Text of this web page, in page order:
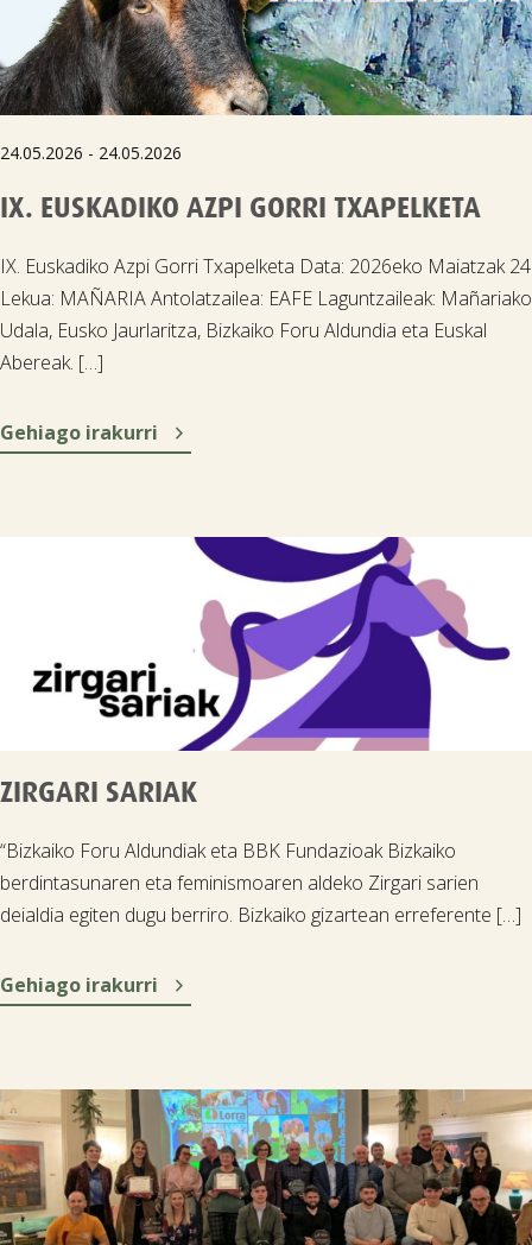
24.05.2026 - 24.05.2026
IX. EUSKADIKO AZPI GORRI TXAPELKETA
IX. Euskadiko Azpi Gorri Txapelketa Data: 2026eko Maiatzak 24
Lekua: MAÑARIA Antolatzailea: EAFE Laguntzaileak: Mañariako
Udala, Eusko Jaurlaritza, Bizkaiko Foru Aldundia eta Euskal
Abereak. […]
Gehiago irakurri 
ZIRGARI SARIAK
“Bizkaiko Foru Aldundiak eta BBK Fundazioak Bizkaiko
berdintasunaren eta feminismoaren aldeko Zirgari sarien
deialdia egiten dugu berriro. Bizkaiko gizartean erreferente […]
Gehiago irakurri 